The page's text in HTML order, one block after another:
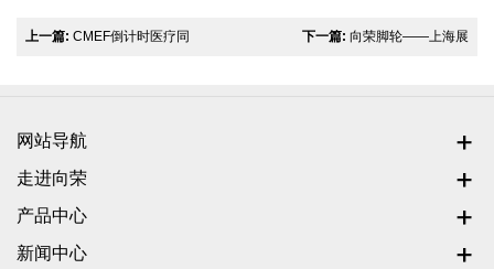
上一篇:CMEF倒计时医疗同 下一篇: 向荣脚轮——上海展
网站导航
走进向荣
产品中心
新闻中心